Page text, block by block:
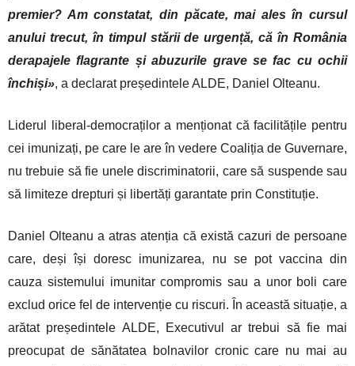
premier? Am constatat, din păcate, mai ales în cursul
anului trecut, în timpul stării de urgență, că în România
derapajele flagrante și abuzurile grave se fac cu ochii
închiși», a declarat președintele ALDE, Daniel Olteanu.
Liderul liberal-democraților a menționat că facilitățile pentru
cei imunizați, pe care le are în vedere Coaliția de Guvernare,
nu trebuie să fie unele discriminatorii, care să suspende sau
să limiteze drepturi și libertăți garantate prin Constituție.
Daniel Olteanu a atras atenția că există cazuri de persoane
care, deși își doresc imunizarea, nu se pot vaccina din
cauza sistemului imunitar compromis sau a unor boli care
exclud orice fel de intervenție cu riscuri. În această situație, a
arătat președintele ALDE, Executivul ar trebui să fie mai
preocupat de sănătatea bolnavilor cronic care nu mai au